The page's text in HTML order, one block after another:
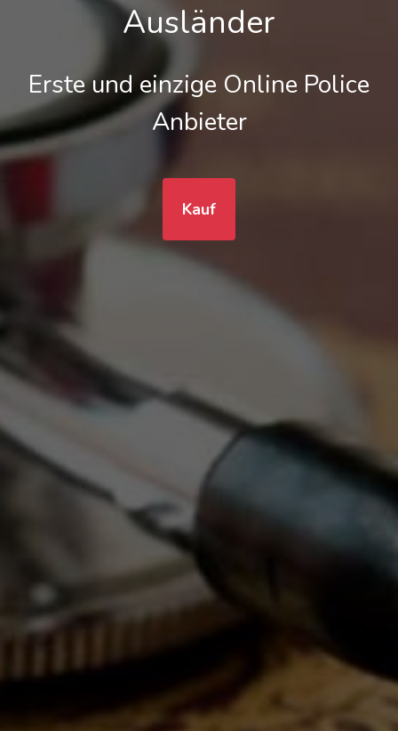
Ausländer
Erste und einzige Online Police
Anbieter
Kauf